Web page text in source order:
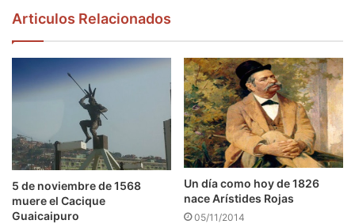
Articulos Relacionados
5 de noviembre de 1568
muere el Cacique
Guaicaipuro
Un día como hoy de 1826
nace Arístides Rojas
05/11/2014